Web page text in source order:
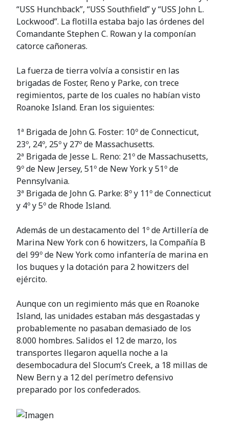
“USS Hunchback”, “USS Southfield” y “USS John L.
Lockwood”. La flotilla estaba bajo las órdenes del
Comandante Stephen C. Rowan y la componían
catorce cañoneras.
La fuerza de tierra volvía a consistir en las
brigadas de Foster, Reno y Parke, con trece
regimientos, parte de los cuales no habían visto
Roanoke Island. Eran los siguientes:
1ª Brigada de John G. Foster: 10º de Connecticut,
23º, 24º, 25º y 27º de Massachusetts.
2ª Brigada de Jesse L. Reno: 21º de Massachusetts,
9º de New Jersey, 51º de New York y 51º de
Pennsylvania.
3ª Brigada de John G. Parke: 8º y 11º de Connecticut
y 4º y 5º de Rhode Island.
Además de un destacamento del 1º de Artillería de
Marina New York con 6 howitzers, la Compañía B
del 99º de New York como infantería de marina en
los buques y la dotación para 2 howitzers del
ejército.
Aunque con un regimiento más que en Roanoke
Island, las unidades estaban más desgastadas y
probablemente no pasaban demasiado de los
8.000 hombres. Salidos el 12 de marzo, los
transportes llegaron aquella noche a la
desembocadura del Slocum’s Creek, a 18 millas de
New Bern y a 12 del perímetro defensivo
preparado por los confederados.